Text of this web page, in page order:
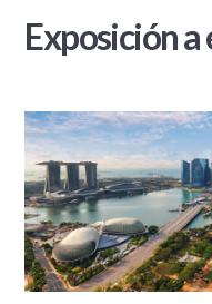
Exposición a